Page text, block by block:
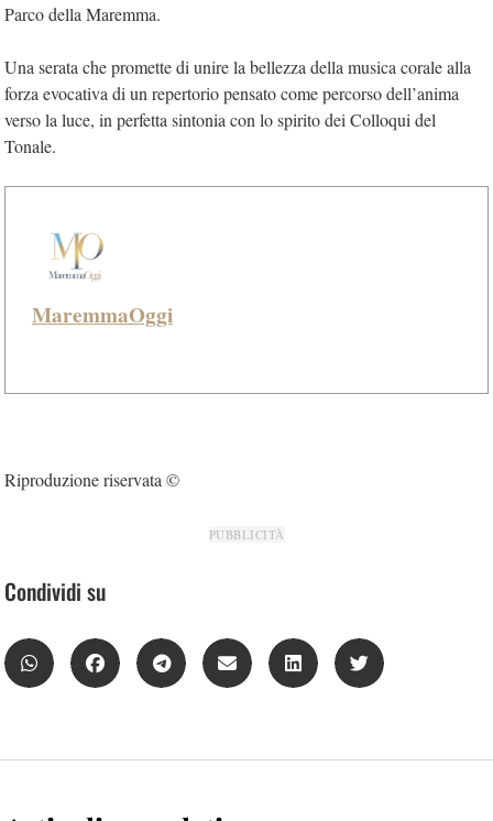
Parco della Maremma.
Una serata che promette di unire la bellezza della musica corale alla
forza evocativa di un repertorio pensato come percorso dell’anima
verso la luce, in perfetta sintonia con lo spirito dei Colloqui del
Tonale.
MaremmaOggi
Riproduzione riservata ©
PUBBLICITÀ
Condividi su